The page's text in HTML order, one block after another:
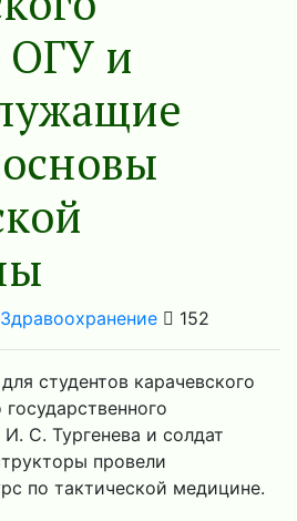
ОГУ и
Здравоохранение 152
студентов карачевского
С. Тургенева и солдат
провели
по тактической медицине.